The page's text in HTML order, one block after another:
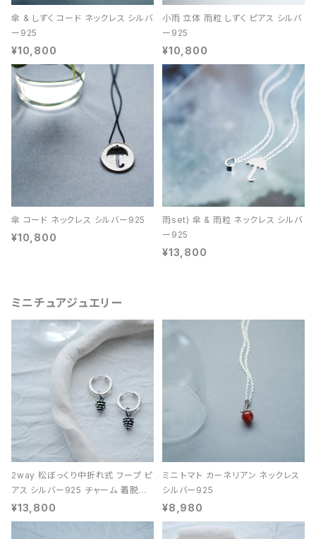
傘 & しずく コード ネックレス シルバ
ー925
¥10,800
小雨 立体 雨粒 しずく ピアス シルバ
ー925
¥10,800
傘 コード ネックレス シルバー925
¥10,800
雨set) 傘 & 雨粒 ネックレス シルバ
ー925
¥13,800
ミニチュアジュエリー
2way 松ぼっくり中折れ式 フープ ピ
アス シルバー925 チャーム 着脱可
能 レディース ユニセックス
¥13,800
ミニ トマト カーネリアン ネックレス
シルバー925
¥8,980